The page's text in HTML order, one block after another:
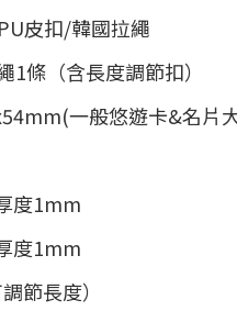
皮扣/韓國拉繩
條（含長度調節扣）
一般悠遊卡&名片
度1mm
度1mm
調節長度）